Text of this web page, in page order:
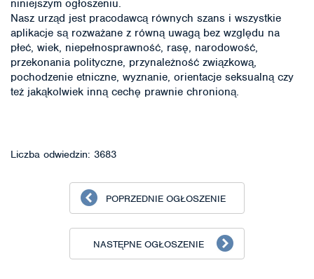
niniejszym ogłoszeniu.
Nasz urząd jest pracodawcą równych szans i wszystkie
aplikacje są rozważane z równą uwagą bez względu na
płeć, wiek, niepełnosprawność, rasę, narodowość,
przekonania polityczne, przynależność związkową,
pochodzenie etniczne, wyznanie, orientacje seksualną czy
też jakąkolwiek inną cechę prawnie chronioną.
Liczba odwiedzin: 3683
POPRZEDNIE OGŁOSZENIE
NASTĘPNE OGŁOSZENIE